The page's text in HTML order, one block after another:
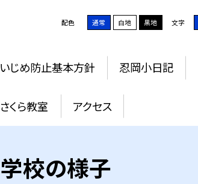
配色 通常 白地 黒地 文字
いじめ防止基本方針 忍岡小日記
さくら教室 アクセス
学校の様子